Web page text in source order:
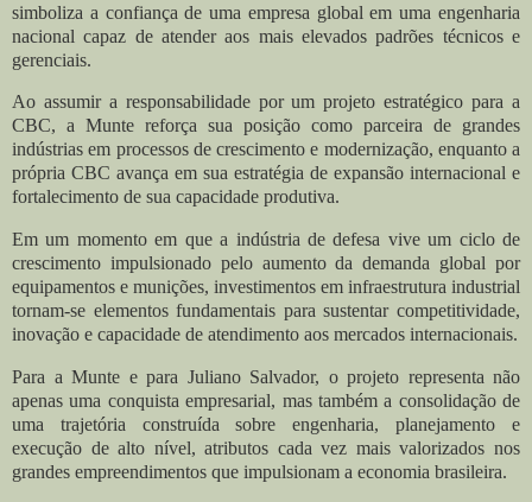
simboliza a confiança de uma empresa global em uma engenharia
nacional capaz de atender aos mais elevados padrões técnicos e
gerenciais.
Ao assumir a responsabilidade por um projeto estratégico para a
CBC, a Munte reforça sua posição como parceira de grandes
indústrias em processos de crescimento e modernização, enquanto a
própria CBC avança em sua estratégia de expansão internacional e
fortalecimento de sua capacidade produtiva.
Em um momento em que a indústria de defesa vive um ciclo de
crescimento impulsionado pelo aumento da demanda global por
equipamentos e munições, investimentos em infraestrutura industrial
tornam-se elementos fundamentais para sustentar competitividade,
inovação e capacidade de atendimento aos mercados internacionais.
Para a Munte e para Juliano Salvador, o projeto representa não
apenas uma conquista empresarial, mas também a consolidação de
uma trajetória construída sobre engenharia, planejamento e
execução de alto nível, atributos cada vez mais valorizados nos
grandes empreendimentos que impulsionam a economia brasileira.